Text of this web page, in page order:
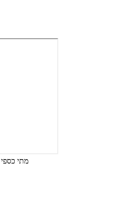
Matti Caspi - מתי כספי